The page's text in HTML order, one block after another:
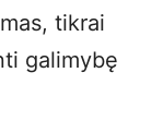
tikrai
galimybę